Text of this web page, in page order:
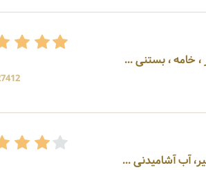
خامه ، بستنی ...
27412
آب آشامیدنی ...